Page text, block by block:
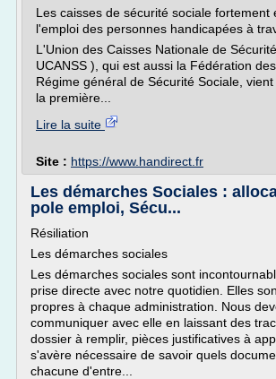
Les caisses de sécurité sociale fortement
l'emploi des personnes handicapées à
L'Union des Caisses Nationale de
UCANSS ), qui est aussi la Fédération
Régime général de Sécurité Sociale,
la première...
Lire la suite
Site : https://www.handirect.fr
Les démarches Sociales :
pole emploi, Sécu...
Résiliation
Les démarches sociales
Les démarches sociales sont
prise directe avec notre quotidien. Elles
propres à chaque administration. Nous
communiquer avec elle en laissant des
dossier à remplir, pièces justificatives à
s'avère nécessaire de savoir quels
chacune d'entre...